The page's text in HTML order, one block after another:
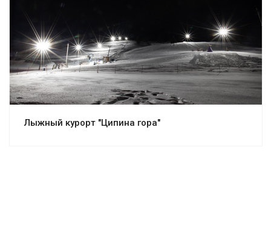
Смотреть проект
Лыжный курорт "Ципина гора"